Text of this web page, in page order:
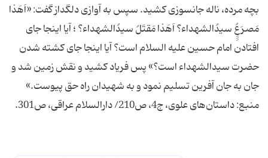
بچه مرده، ناله جانسوزی کشید. سپس به آوازی دلگداز گفت: «اَهَذا
مَصرَعُِِِ سیدُالشهداء؟ اَهَذا مَقتَلُ سیدُالشهداء؟ ؛ آیا اینجا جای
افتادن امام حسین علیه السلام است؟ آیا اینجا جای کشته شدن
حضرت سیدالشهداء است؟» پس فریاد کشید و نقش زمین شد و
جان به جان آفرین تسلیم نمود و به شهیدان راه حق پیوست.»
منبع: داستان‌های علوی، ج4، ص210/ دارالسلام عراقی، ص301.